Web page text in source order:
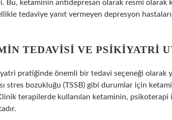
Bu, ketaminin antidepresan olarak resmi olarak
tedaviye yanıt vermeyen depresyon
TEDAVISI VE PSIKIYATRI
pratiğinde önemli bir tedavi seçeneği olarak
stres bozukluğu (TSSB) gibi durumlar için
terapilerde kullanılan ketaminin,